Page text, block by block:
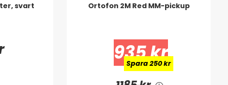
svart Ortofon 2M Red MM-pickup
935 kr
Spara 250 kr